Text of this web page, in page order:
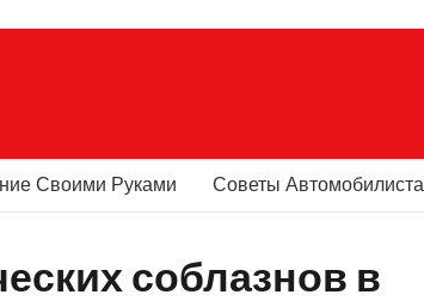
Своими Руками Советы
соблазнов в